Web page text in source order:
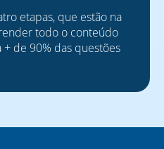
etapas, que estão na
todo o conteúdo
de 90% das questões